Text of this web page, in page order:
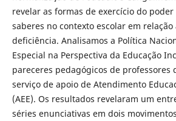
revelar as formas de exercício do
saberes no contexto escolar em relação
deficiência. Analisamos a Política
Especial na Perspectiva da Educação
pareceres pedagógicos de professores
serviço de apoio de Atendimento
(AEE). Os resultados revelaram um
séries enunciativas em dois